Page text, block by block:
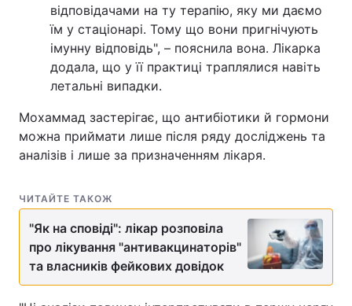
відповідачами на ту терапію, яку ми даємо
їм у стаціонарі. Тому що вони пригнічують
імунну відповідь", – пояснила вона. Лікарка
додала, що у її практиці траплялися навіть
летальні випадки.
Мохаммад застерігає, що антибіотики й гормони
можна приймати лише після ряду досліджень та
аналізів і лише за призначенням лікаря.
ЧИТАЙТЕ ТАКОЖ
"Як на сповіді": лікар розповіла
про лікування "антивакцинаторів"
та власників фейкових довідок